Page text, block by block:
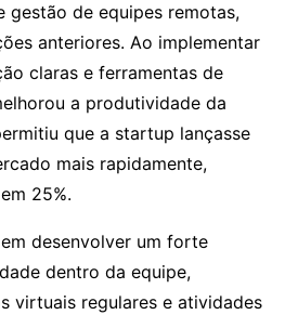
gestão de equipes remotas,
anteriores. Ao implementar
claras e ferramentas de
a produtividade da
que a startup lançasse
mais rapidamente,
25%.
desenvolver um forte
dentro da equipe,
virtuais regulares e atividades